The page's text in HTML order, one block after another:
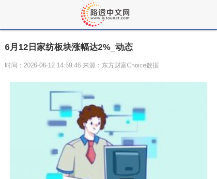
6月12日家纺板块涨幅达2%_动态
时间：2026-06-12 14:59:46 来源：东方财富Choice数据